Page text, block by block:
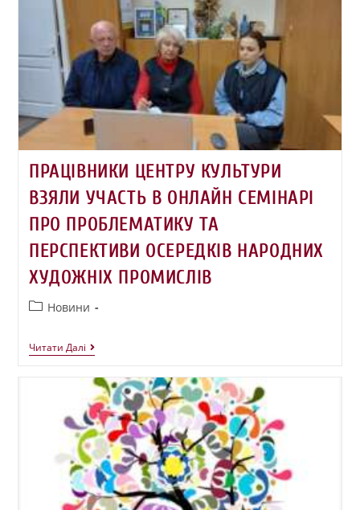
ПРАЦІВНИКИ ЦЕНТРУ КУЛЬТУРИ
ВЗЯЛИ УЧАСТЬ В ОНЛАЙН СЕМІНАРІ
ПРО ПРОБЛЕМАТИКУ ТА
ПЕРСПЕКТИВИ ОСЕРЕДКІВ НАРОДНИХ
ХУДОЖНІХ ПРОМИСЛІВ
Новини
Читати Далі